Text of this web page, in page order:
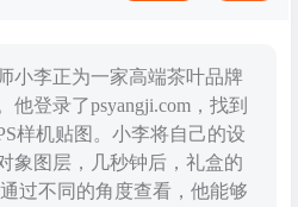
小李正为一家高端茶叶品牌
登录了psyangji.com，找到
样机贴图。小李将自己的设
象图层，几秒钟后，礼盒的
过不同的角度查看，他能够